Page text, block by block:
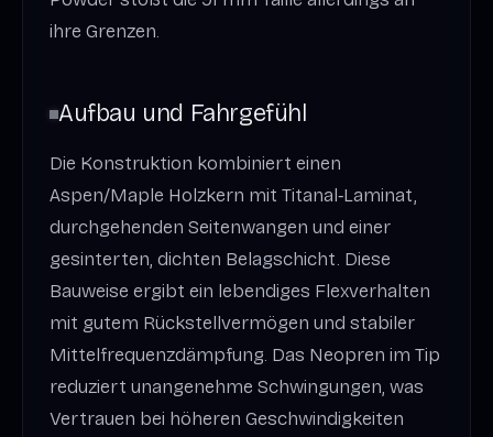
ihre Grenzen.
Aufbau und Fahrgefühl
Die Konstruktion kombiniert einen
Aspen/Maple Holzkern mit Titanal‑Laminat,
durchgehenden Seitenwangen und einer
gesinterten, dichten Belagschicht. Diese
Bauweise ergibt ein lebendiges Flexverhalten
mit gutem Rückstellvermögen und stabiler
Mittelfrequenzdämpfung. Das Neopren im Tip
reduziert unangenehme Schwingungen, was
Vertrauen bei höheren Geschwindigkeiten